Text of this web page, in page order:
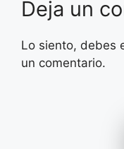
Deja un
Lo siento, debes
un comentario.